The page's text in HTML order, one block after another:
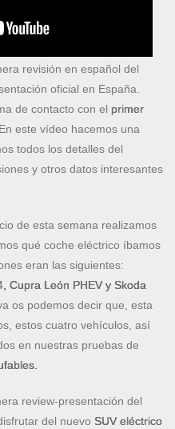
revisión en español del
oficial en España.
de contacto con el primer
este vídeo hacemos una
todos los detalles del
y otros datos interesantes
de esta semana realizamos
qué coche eléctrico íbamos
eran las siguientes:
Cupra León PHEV y Skoda
os podemos decir que, esta
estos cuatro vehículos, así
en nuestras pruebas de
review-presentación del
del nuevo SUV eléctrico